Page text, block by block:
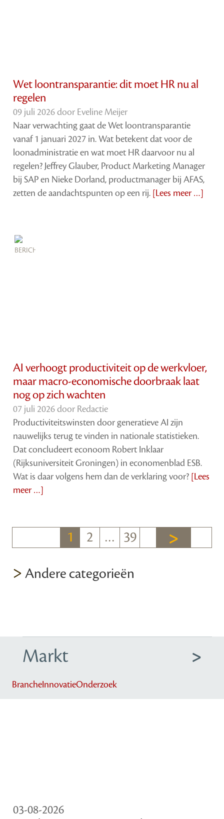
Wet loontransparantie: dit moet HR nu al
regelen
09 juli 2026 door Eveline Meijer
Naar verwachting gaat de Wet loontransparantie
vanaf 1 januari 2027 in. Wat betekent dat voor de
loonadministratie en wat moet HR daarvoor nu al
regelen? Jeffrey Glauber, Product Marketing Manager
bij SAP en Nieke Dorland, productmanager bij AFAS,
zetten de aandachtspunten op een rij. [Lees meer …]
AI verhoogt productiviteit op de werkvloer,
maar macro-economische doorbraak laat
nog op zich wachten
07 juli 2026 door Redactie
Productiviteitswinsten door generatieve AI zijn
nauwelijks terug te vinden in nationale statistieken.
Dat concludeert econoom Robert Inklaar
(Rijksuniversiteit Groningen) in economenblad ESB.
Wat is daar volgens hem dan de verklaring voor? [Lees
meer …]
1 2 … 39
> Andere categorieën
Markt
BrancheInnovatieOnderzoek
03-08-2026